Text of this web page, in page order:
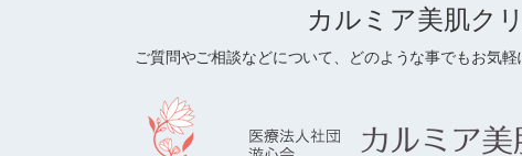
カルミア美肌ク
ご質問やご相談などについて、どのような事でもお気